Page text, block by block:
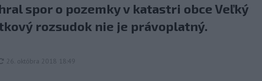
spor o pozemky v katastri obce Veľký
rozsudok nie je právoplatný.
aktualizované
26. októbra 2018 18:49